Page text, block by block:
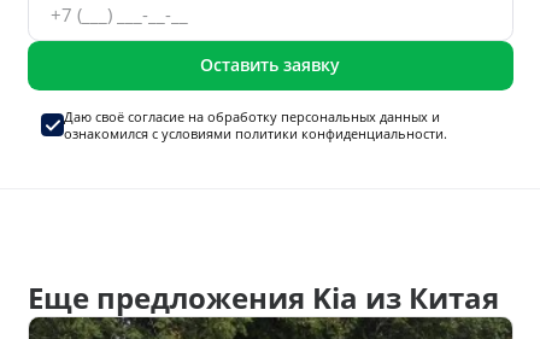
Оставить заявку
Даю своё согласие на обработку персональных данныхи
ознакомился с условиями политики конфиденциальности.
Еще предложения Kia из Китая